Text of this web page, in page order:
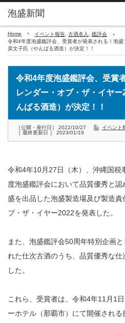
Home イベント報告 古酒名人
鑑評会
令和4年度泡盛鑑評会、受賞者が発表される！泡
原文子氏（やんばる酒造）が決定！！
令和4年度泡盛鑑評会、受賞
レンダー・オブ・ザ・イヤ
んばる酒造）が決定！！
［公開・発行日］ 2022/10/27
［ 最終更新日 ］ 2023/01/19
イベント
令和4年10月27日（木）、沖縄国税
度泡盛鑑評会において品質優秀と
盛を出品した泡盛製造場及び製造
ブ・ザ・イヤー2022を発表した。
また、泡盛鑑評会50周年特別企画
れた仕次古酒のうち、品質優秀な
した。
これら、受賞者は、令和4年11月1
ーホテル（那覇市）にて開催され